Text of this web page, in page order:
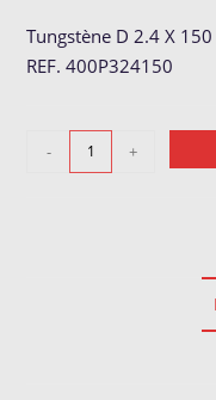
Tungstène D 2.4 X
REF. 400P324150
Tungstène
- +